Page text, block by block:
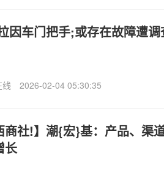
因车门把手;或存在故障遭调
线 2026-02-04 05:30:35
商社!】潮{宏}基：产品、渠
长